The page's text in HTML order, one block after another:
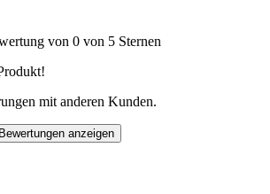
von 0 von 5 Sternen
mit anderen Kunden.
Bewertungen anzeigen